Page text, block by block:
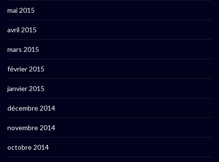
mai 2015
avril 2015
mars 2015
février 2015
janvier 2015
décembre 2014
novembre 2014
octobre 2014